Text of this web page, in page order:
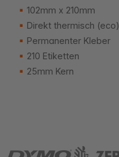
102mm x 210mm
Direkt thermisch (eco)
Permanenter Kleber
210 Etiketten
25mm Kern